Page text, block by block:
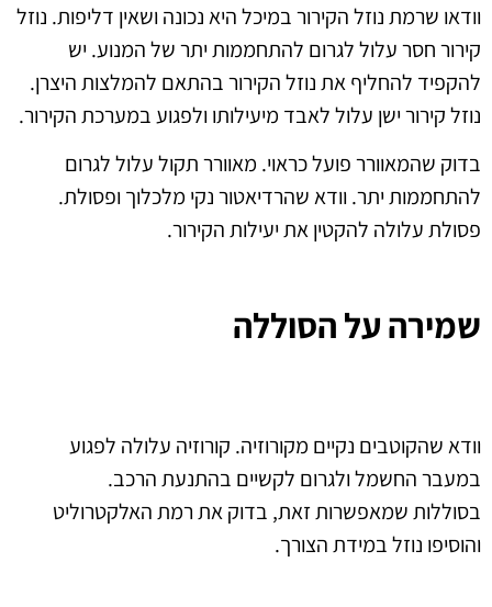
וודאו שרמת נוזל הקירור במיכל היא נכונה ושאין דליפות. נוזל
קירור חסר עלול לגרום להתחממות יתר של המנוע. יש
להקפיד להחליף את נוזל הקירור בהתאם להמלצות היצרן.
נוזל קירור ישן עלול לאבד מיעילותו ולפגוע במערכת הקירור.
בדוק שהמאוורר פועל כראוי. מאוורר תקול עלול לגרום
להתחממות יתר. וודא שהרדיאטור נקי מלכלוך ופסולת.
פסולת עלולה להקטין את יעילות הקירור.
שמירה על הסוללה
וודא שהקוטבים נקיים מקורוזיה. קורוזיה עלולה לפגוע
במעבר החשמל ולגרום לקשיים בהתנעת הרכב.
בסוללות שמאפשרות זאת, בדוק את רמת האלקטרוליט
והוסיפו נוזל במידת הצורך.